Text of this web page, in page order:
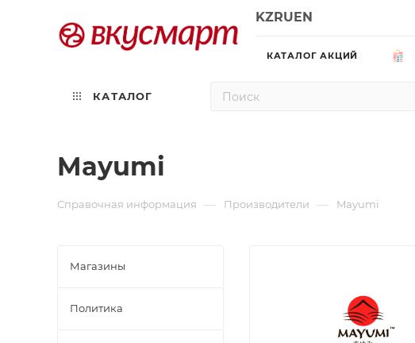
KZRUEN
КАТАЛОГ АКЦИЙ
КАТАЛОГ
Mayumi
Справочная информация — Производители — Mayumi
Магазины
Политика